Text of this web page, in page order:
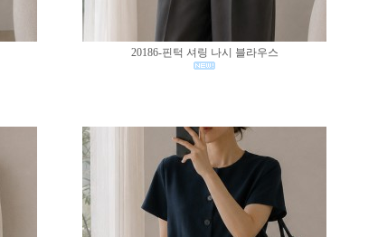
20186-핀턱 셔링 나시 블라우스